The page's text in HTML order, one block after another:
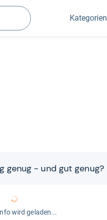
Suchen
Kategorien
genug -​​ und gut genug?
wird geladen...